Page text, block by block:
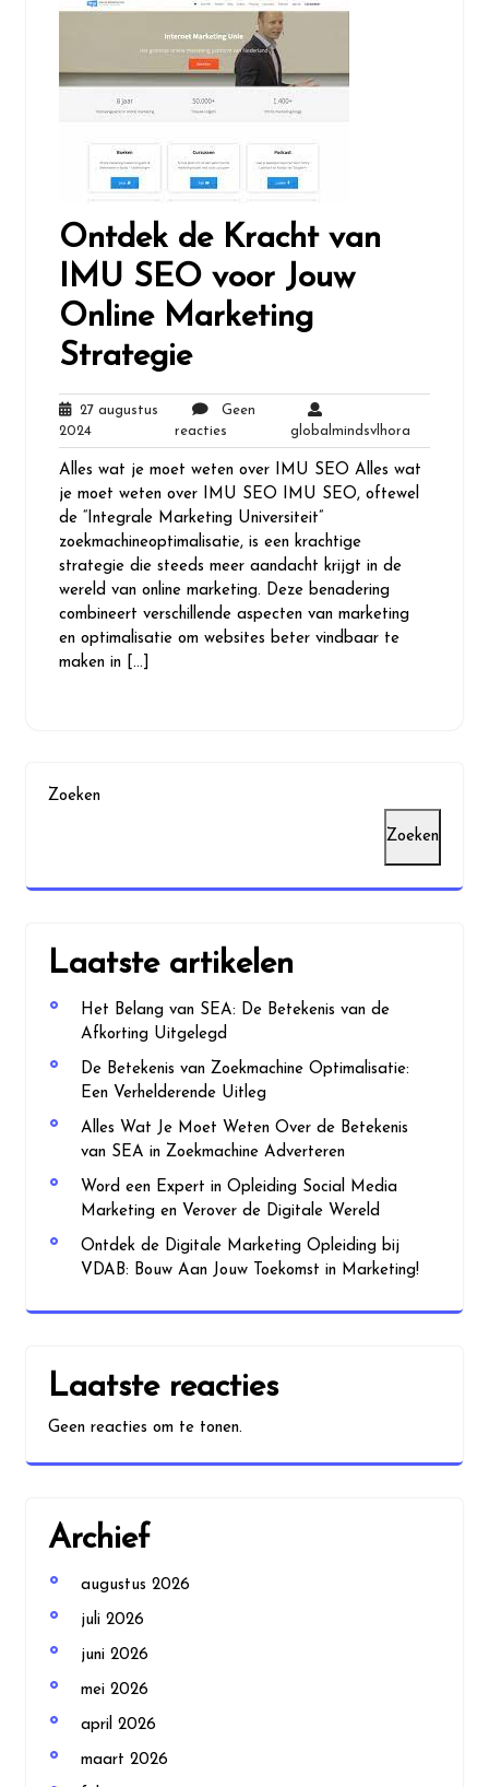
Ontdek de Kracht van
IMU SEO voor Jouw
Online Marketing
Strategie
27 augustus
202427
augustus
2024
Geen
reactiesGeen
reacties
globalmindsvlhora
Alles wat je moet weten over IMU SEO Alles wat
je moet weten over IMU SEO IMU SEO, oftewel
de “Integrale Marketing Universiteit”
zoekmachineoptimalisatie, is een krachtige
strategie die steeds meer aandacht krijgt in de
wereld van online marketing. Deze benadering
combineert verschillende aspecten van marketing
en optimalisatie om websites beter vindbaar te
maken in […]
Zoeken
Zoeken
Laatste artikelen
Het Belang van SEA: De Betekenis van de
Afkorting Uitgelegd
De Betekenis van Zoekmachine Optimalisatie:
Een Verhelderende Uitleg
Alles Wat Je Moet Weten Over de Betekenis
van SEA in Zoekmachine Adverteren
Word een Expert in Opleiding Social Media
Marketing en Verover de Digitale Wereld
Ontdek de Digitale Marketing Opleiding bij
VDAB: Bouw Aan Jouw Toekomst in Marketing!
Laatste reacties
Geen reacties om te tonen.
Archief
augustus 2026
juli 2026
juni 2026
mei 2026
april 2026
maart 2026